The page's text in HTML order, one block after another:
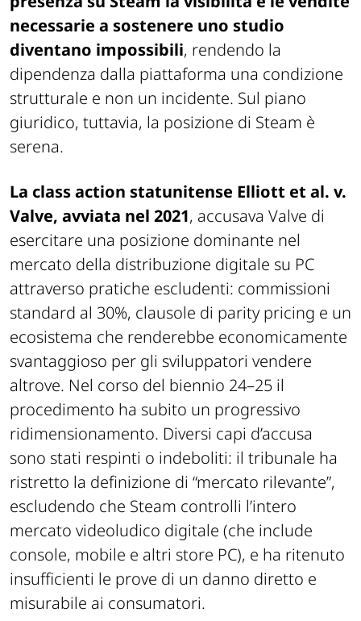
necessarie a sostenere uno studio
diventano impossibili, rendendo la
dipendenza dalla piattaforma una condizione
strutturale e non un incidente. Sul piano
giuridico, tuttavia, la posizione di Steam è
serena.
La class action statunitense Elliott et al. v.
Valve, avviata nel 2021, accusava Valve di
esercitare una posizione dominante nel
mercato della distribuzione digitale su PC
attraverso pratiche escludenti: commissioni
standard al 30%, clausole di parity pricing e un
ecosistema che renderebbe economicamente
svantaggioso per gli sviluppatori vendere
altrove. Nel corso del biennio 24–25 il
procedimento ha subito un progressivo
ridimensionamento. Diversi capi d’accusa
sono stati respinti o indeboliti: il tribunale ha
ristretto la definizione di “mercato rilevante”,
escludendo che Steam controlli l’intero
mercato videoludico digitale (che include
console, mobile e altri store PC), e ha ritenuto
insufficienti le prove di un danno diretto e
misurabile ai consumatori.